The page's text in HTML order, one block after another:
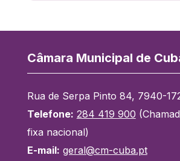
Câmara Municipal de
Rua de Serpa Pinto 84, 7940-
Telefone: 284 419 900
fixa nacional)
E-mail: geral@cm-cuba.pt